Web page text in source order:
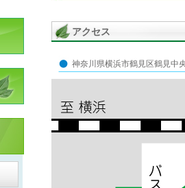
アクセス
神奈川県横浜市鶴見区鶴見中